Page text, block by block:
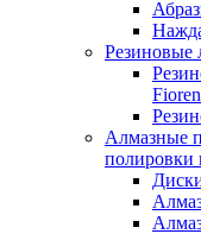
Резиновые
Алмазные
полировки